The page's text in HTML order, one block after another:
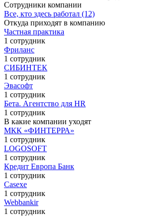
Сотрудники компании
Все, кто здесь работал (12)
Откуда приходят в компанию
Частная практика
1 сотрудник
Фриланс
1 сотрудник
СИБИНТЕК
1 сотрудник
Эвасофт
1 сотрудник
Бета. Агентство для HR
1 сотрудник
В какие компании уходят
МКК «ФИНТЕРРА»
1 сотрудник
LOGOSOFT
1 сотрудник
Кредит Европа Банк
1 сотрудник
Casexe
1 сотрудник
Webbankir
1 сотрудник